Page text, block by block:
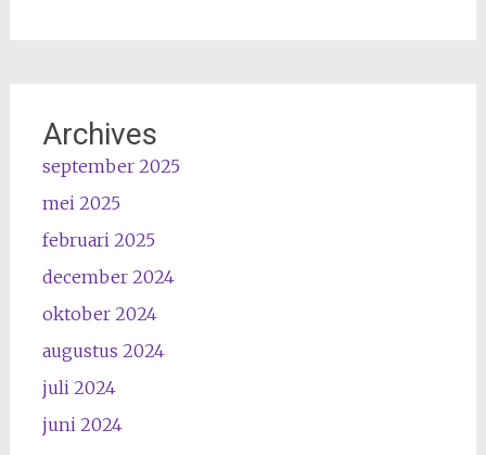
Archives
september 2025
mei 2025
februari 2025
december 2024
oktober 2024
augustus 2024
juli 2024
juni 2024